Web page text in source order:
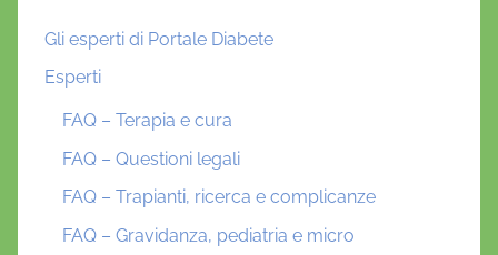
Gli esperti di Portale Diabete
Esperti
FAQ – Terapia e cura
FAQ – Questioni legali
FAQ – Trapianti, ricerca e complicanze
FAQ – Gravidanza, pediatria e micro